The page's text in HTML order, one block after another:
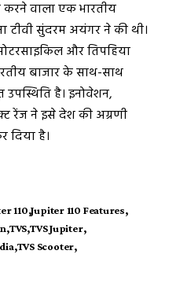
करने वाला एक भारतीय
टीवी सुंदरम अयंगर ने की थी।
और तिपहिया
बाजार के साथ-साथ
उपस्थिति है। इनोवेशन,
रेंज ने इसे देश की अग्रणी
दिया है।
110 Jupiter 110 Features
TVS TVS Jupiter
TVS Scooter